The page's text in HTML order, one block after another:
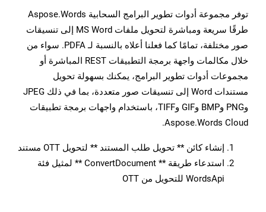
توفر مجموعة أدوات تطوير البرامج السحابية Aspose.Words
طرقًا سريعة ومباشرة لتحويل ملفات MS Word إلى تنسيقات
صور مختلفة، تمامًا كما فعلنا أعلاه بالنسبة لـ PDFA. سواء من
خلال مكالمات واجهة برمجة التطبيقات REST المباشرة أو
مجموعات أدوات تطوير البرامج، يمكنك بسهولة تحويل
مستندات Word إلى تنسيقات صور متعددة، بما في ذلك JPEG
وPNG وBMP وGIF وTIFF، باستخدام واجهات برمجة تطبيقات
Aspose.Words Cloud.
إنشاء كائن ** تحويل طلب المستند ** لتحويل OTT مستند
استدعاء طريقة ** ConvertDocument ** لمثيل فئة
WordsApi للتحويل من OTT